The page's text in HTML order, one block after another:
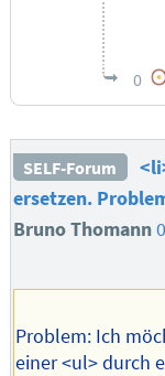
0
SELF-Forum
ersetzen.
Bruno Thomann
Problem: Ich
einer <ul> durch